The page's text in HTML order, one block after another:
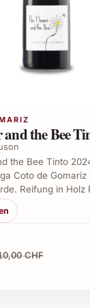
2020
hält
bis 15 Jahre und
und
zu Lamm, Rind,
mediterraner
2020
2020 gilt in
charaktervoll
and the Bee
the Bee Tinto
Coto de Gomariz
Reifung in Holz
CHF